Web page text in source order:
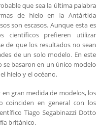
que sea la última palabra
de hielo en la Antártida
son escasos. Aunque esta es
científicos prefieren utilizar
de que los resultados no sean
de un solo modelo. En este
se basaron en un único modelo
hielo y el océano.
gran medida de modelos, los
coinciden en general con los
Tiago Segabinazzi Dotto
británico.